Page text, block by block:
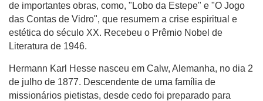
de importantes obras, como, "Lobo da Estepe" e "O Jogo
das Contas de Vidro", que resumem a crise espiritual e
estética do século XX. Recebeu o Prêmio Nobel de
Literatura de 1946.
Hermann Karl Hesse nasceu em Calw, Alemanha, no dia 2
de julho de 1877. Descendente de uma família de
missionários pietistas, desde cedo foi preparado para